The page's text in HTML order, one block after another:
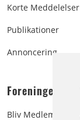
Korte Meddelelser
Publikationer
Annoncering
Foreningen:
Bliv Medlem